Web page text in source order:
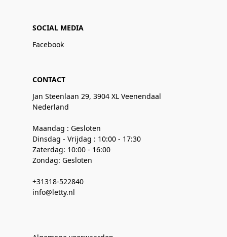
SOCIAL MEDIA
Facebook
CONTACT
Jan Steenlaan 29, 3904 XL Veenendaal
Nederland
Maandag : Gesloten
Dinsdag - Vrijdag : 10:00 - 17:30
Zaterdag: 10:00 - 16:00
Zondag: Gesloten
+31318-522840
info@letty.nl